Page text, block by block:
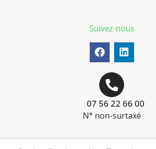
Suivez-nous
07 56 22 66 00
N° non-surtaxé